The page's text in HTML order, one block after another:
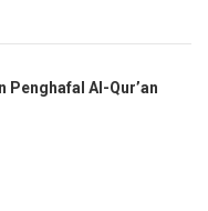
Penghafal Al-Qur’an